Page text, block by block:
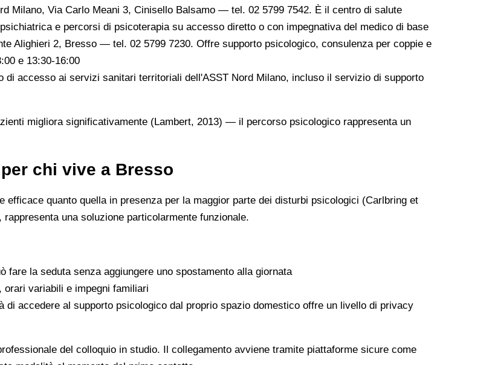
Milano, Via Carlo Meani 3, Cinisello Balsamo — tel. 02 5799 7542. È il centro di salute
e percorsi di psicoterapia su accesso diretto o con impegnativa del medico di base
Alighieri 2, Bresso — tel. 02 5799 7230. Offre supporto psicologico, consulenza per coppie e
e 13:30-16:00
accesso ai servizi sanitari territoriali dell'ASST Nord Milano, incluso il servizio di supporto
migliora significativamente (Lambert, 2013) — il percorso psicologico rappresenta un
chi vive a Bresso
quanto quella in presenza per la maggior parte dei disturbi psicologici (Carlbring et
una soluzione particolarmente funzionale.
fare la seduta senza aggiungere uno spostamento alla giornata
orari variabili e impegni familiari
accedere al supporto psicologico dal proprio spazio domestico offre un livello di privacy
del colloquio in studio. Il collegamento avviene tramite piattaforme sicure come